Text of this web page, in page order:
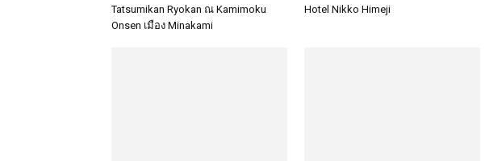
Tatsumikan Ryokan ณ Kamimoku
Onsen เมือง Minakami
Hotel Nikko Himeji